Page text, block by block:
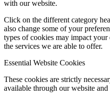
with our website.
Click on the different category
also change some of your
types of cookies may impact your
the services we are able to offer.
Essential Website Cookies
These cookies are strictly
available through our website and